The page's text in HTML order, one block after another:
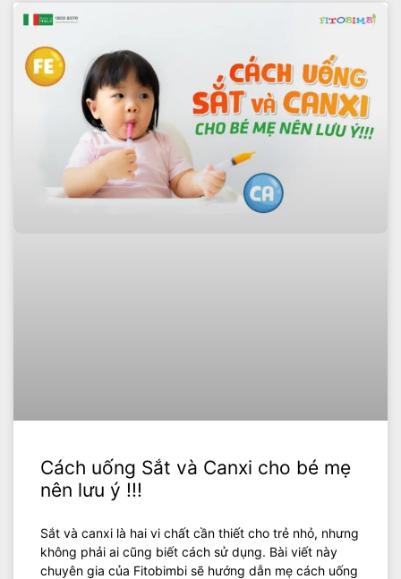
Cách uống Sắt và Canxi cho bé mẹ
nên lưu ý !!!
Sắt và canxi là hai vi chất cần thiết cho trẻ nhỏ, nhưng
không phải ai cũng biết cách sử dụng. Bài viết này
chuyên gia của Fitobimbi sẽ hướng dẫn mẹ cách uống